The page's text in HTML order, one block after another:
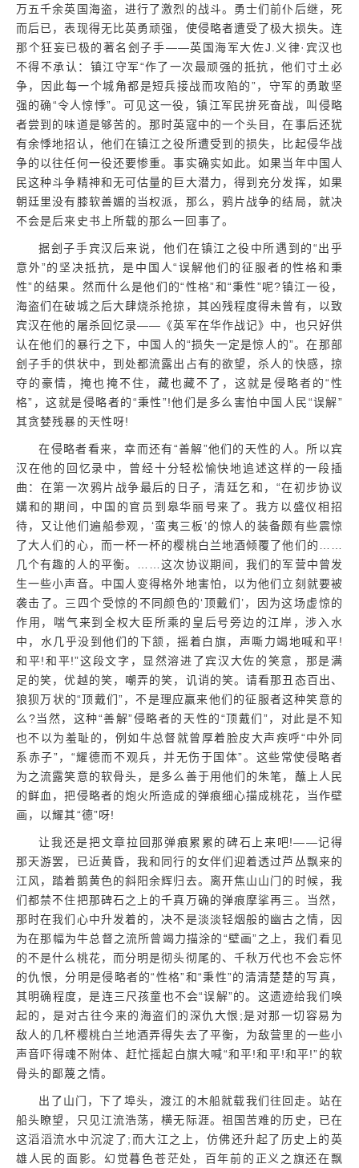
万五千余英国海盗，进行了激烈的战斗。勇士们前仆后继，死
而后已，表现得无比英勇顽强，使侵略者遭受了极大损失。连
那个狂妄已极的著名刽子手——英国海军大佐J.义律·宾汉也
不得不承认：镇江守军“作了一次最顽强的抵抗，他们寸土必
争，因此每一个城角都是短兵接战而攻陷的”，守军的勇敢坚
强的确“令人惊悸”。可见这一役，镇江军民拚死奋战，叫侵略
者尝到的味道是够苦的。那时英寇中的一个头目，在事后还犹
有余悸地招认，他们在镇江之役所遭受到的损失，比起侵华战
争的以往任何一役还要惨重。事实确实如此。如果当年中国人
民这种斗争精神和无可估量的巨大潜力，得到充分发挥，如果
朝廷里没有膝软善媚的当权派，那么，鸦片战争的结局，就决
不会是后来史书上所载的那么一回事了。
据刽子手宾汉后来说，他们在镇江之役中所遇到的“出乎
意外”的坚决抵抗，是中国人“误解他们的征服者的性格和秉
性”的结果。然而什么是他们的“性格”和“秉性”呢?镇江一役，
海盗们在破城之后大肆烧杀抢掠，其凶残程度得未曾有，以致
宾汉在他的屠杀回忆录——《英军在华作战记》中，也只好供
认在他们的暴行之下，中国人的“损失一定是惊人的”。在那部
刽子手的供状中，到处都流露出占有的欲望，杀人的快感，掠
夺的豪情，掩也掩不住，藏也藏不了，这就是侵略者的“性
格”，这就是侵略者的“秉性”!他们是多么害怕中国人民“误解”
其贪婪残暴的天性呀!
在侵略者看来，幸而还有“善解”他们的天性的人。所以宾
汉在他的回忆录中，曾经十分轻松愉快地追述这样的一段插
曲：在第一次鸦片战争最后的日子，清廷乞和，“在初步协议
媾和的期间，中国的官员到皋华丽号来了。我方以盛仪相招
待，又让他们遍船参观，‘蛮夷三板’的惊人的装备颇有些震惊
了大人们的心，而一杯一杯的樱桃白兰地酒倾覆了他们的……
几个有趣的人的平衡。……这次协议期间，我们的军营中曾发
生一些小声音。中国人变得格外地害怕，以为他们立刻就要被
袭击了。三四个受惊的不同颜色的‘顶戴们’，因为这场虚惊的
作用，喘气来到全权大臣所乘的皇后号旁边的江岸，涉入水
中，水几乎没到他们的下颔，摇着白旗，声嘶力竭地喊和平!
和平!和平!”这段文字，显然溶进了宾汉大佐的笑意，那是满
足的笑，优越的笑，嘲弄的笑，讥诮的笑。请看那丑态百出、
狼狈万状的“顶戴们”，不是理应赢来他们的征服者这种笑意的
么?当然，这种“善解”侵略者的天性的“顶戴们”，对此是不知
也不以为羞耻的，例如牛总督就曾厚着脸皮大声疾呼“中外同
系赤子”，“耀德而不观兵，并无伤于国体”。这些常使侵略者
为之流露笑意的软骨头，是多么善于用他们的朱笔，蘸上人民
的鲜血，把侵略者的炮火所造成的弹痕细心描成桃花，当作壁
画，以耀其“德”呀!
让我还是把文章拉回那弹痕累累的碑石上来吧!——记得
那天游罢，已近黄昏，我和同行的女伴们迎着透过芦丛飘来的
江风，踏着鹅黄色的斜阳余辉归去。离开焦山山门的时候，我
们都禁不住把那碑石之上的千真万确的弹痕摩挲再三。当然，
那时在我们心中升发着的，决不是淡淡轻烟般的幽古之情，因
为在那幅为牛总督之流所曾竭力描涂的“壁画”之上，我们看见
的不是什么桃花，而分明是彻头彻尾的、千秋万代也不会忘怀
的仇恨，分明是侵略者的“性格”和“秉性”的清清楚楚的写真，
其明确程度，是连三尺孩童也不会“误解”的。这遗迹给我们唤
起的，是对古往今来的海盗们的深仇大恨;是对那一切容易为
敌人的几杯樱桃白兰地酒弄得失去了平衡，为敌营里的一些小
声音吓得魂不附体、赶忙摇起白旗大喊“和平!和平!和平!”的软
骨头的鄙蔑之情。
出了山门，下了埠头，渡江的木船就载我们往回走。站在
船头瞭望，只见江流浩荡，横无际涯。祖国苦难的历史，已在
这滔滔流水中沉淀了;而大江之上，仿佛还升起了历史上的英
雄人民的面影。幻觉暮色苍茫处，百年前的正义之旗还在飘